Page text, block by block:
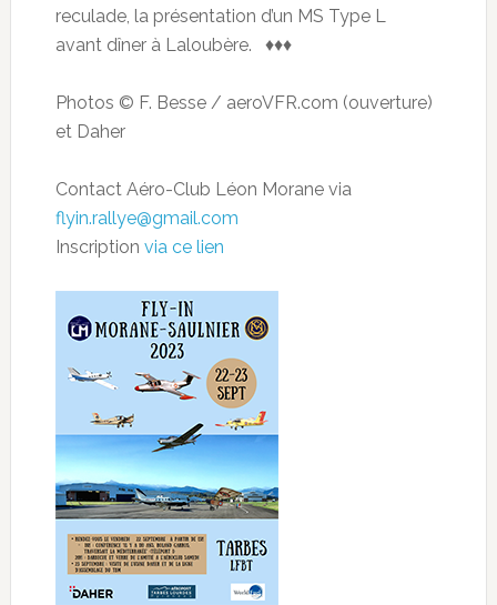
reculade, la présentation d’un MS Type L
avant dîner à Laloubère. ♦♦♦
Photos © F. Besse / aeroVFR.com (ouverture)
et Daher
Contact Aéro-Club Léon Morane via
flyin.rallye@gmail.com
Inscription via ce lien